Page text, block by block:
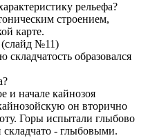
рельефа?
строением,
карте.
образовался
начале кайнозоя
он вторично
Горы испытали глыбово
- глыбовыми.